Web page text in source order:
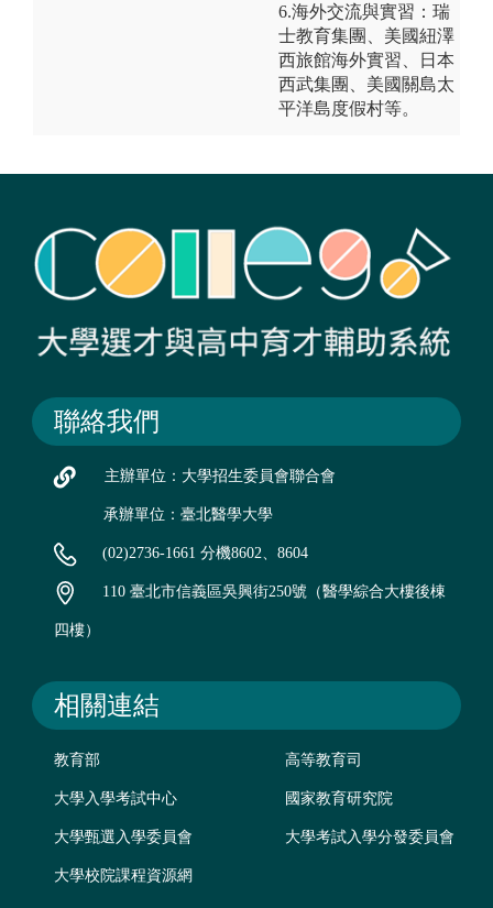
6.海外交流與實習：瑞
士教育集團、美國紐澤
西旅館海外實習、日本
西武集團、美國關島太
平洋島度假村等。
聯絡我們
主辦單位：大學招生委員會聯合會
承辦單位：臺北醫學大學
(02)2736-1661 分機8602、8604
110 臺北市信義區吳興街250號（醫學綜合大樓後棟
四樓）
相關連結
教育部 高等教育司
大學入學考試中心 國家教育研究院
大學甄選入學委員會 大學考試入學分發委員會
大學校院課程資源網